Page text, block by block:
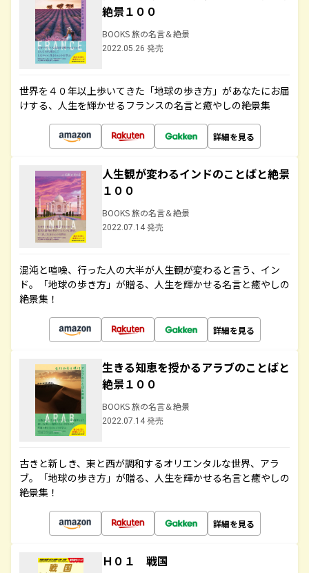
絶景１００
BOOKS 旅の名言＆絶景
2022.05.26 発売
世界を４０年以上歩いてきた「地球の歩き方」があなたにお届
けする、人生を輝かせるフランスの名言と癒やしの絶景集
詳細を見る
人生観が変わるインドのことばと絶景
１００
BOOKS 旅の名言＆絶景
2022.07.14 発売
混沌と喧噪、行った人の大半が人生観が変わると言う、イン
ド。「地球の歩き方」が贈る、人生を輝かせる名言と癒やしの
絶景集！
詳細を見る
生きる知恵を授かるアラブのことばと
絶景１００
BOOKS 旅の名言＆絶景
2022.07.14 発売
古きと新しき、東と西が調和するオリエンタルな世界、アラ
ブ。「地球の歩き方」が贈る、人生を輝かせる名言と癒やしの
絶景集！
詳細を見る
Ｈ０１ 戦国